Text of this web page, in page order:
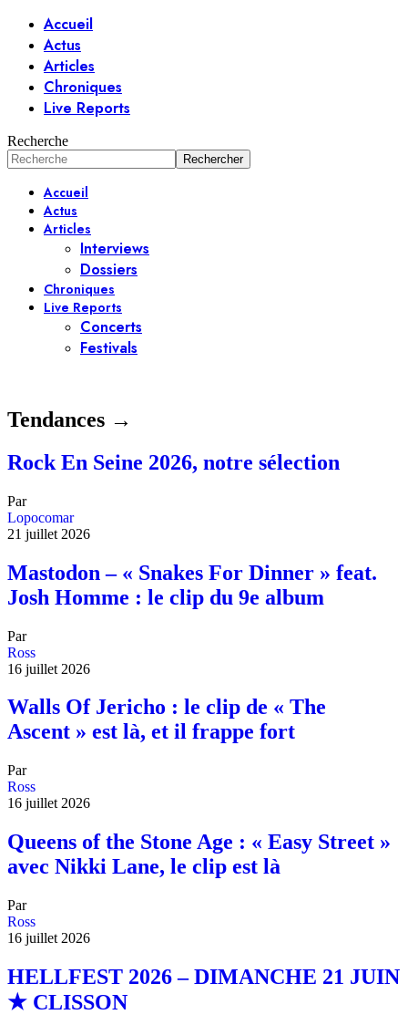
Accueil
Actus
Articles
Chroniques
Live Reports
Recherche
Accueil
Actus
Articles
Interviews
Dossiers
Chroniques
Live Reports
Concerts
Festivals
Tendances →
Rock En Seine 2026, notre sélection
Par
Lopocomar
21 juillet 2026
Mastodon – « Snakes For Dinner » feat.
Josh Homme : le clip du 9e album
Par
Ross
16 juillet 2026
Walls Of Jericho : le clip de « The
Ascent » est là, et il frappe fort
Par
Ross
16 juillet 2026
Queens of the Stone Age : « Easy Street »
avec Nikki Lane, le clip est là
Par
Ross
16 juillet 2026
HELLFEST 2026 – DIMANCHE 21 JUIN
★ CLISSON